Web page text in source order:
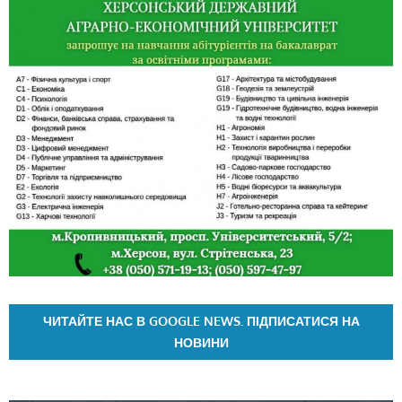
ЧИТАЙТЕ НАС В GOOGLE NEWS. ПІДПИСАТИСЯ НА
НОВИНИ